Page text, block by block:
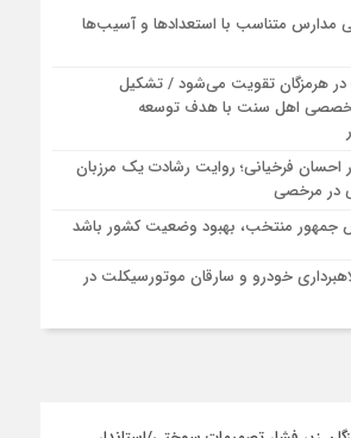
مدارس متناسب با استعدادها و آسیب‌ها
هرمزگان تقویت می‌شود / تشکیل
تخصصی اهل سنت با هدف توسعه
احسان فرخیانی؛ روایت رشادت یک مرزبان
در مرخصی
جمهور منتخب، بهبود وضعیت کشور باشد
خودرو و سارقان موتورسیکلت در